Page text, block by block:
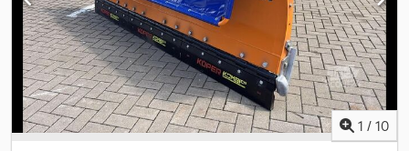
Wij zijn de officiële Iveco-distributeur en servicepartner.
Daarnaast zijn we met 800 gebruikte voertuigen een van de
grootste aanbieders van bedrijfsvoertuigen in Duitsland. Fouten
en tussenverkoop voorbehouden! Intern nummer: 1375 = Verdere
informatie = Toepassing: Landbouw Leeggewicht: 355 kg
Werkbreedte: 193 cm Neem contact op met Marius Herden voor
meer informatie.
1 / 10